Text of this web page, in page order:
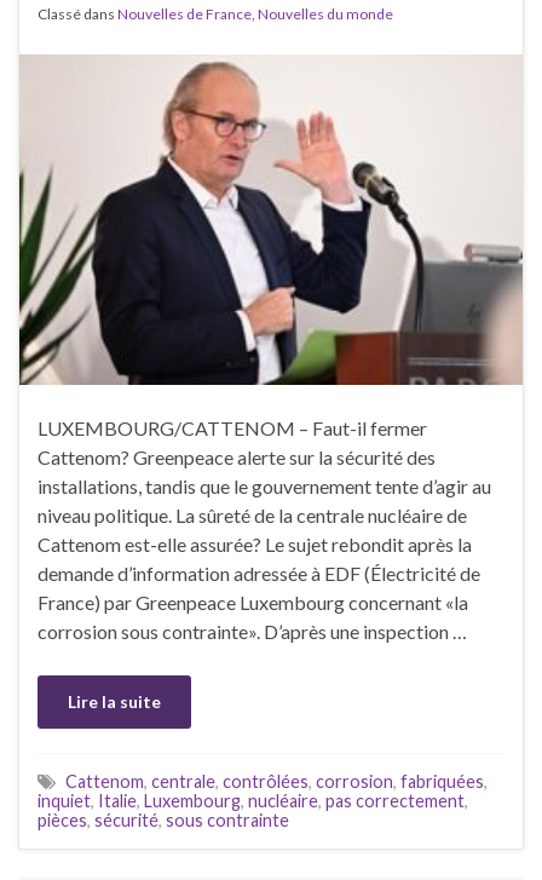
Classé dans Nouvelles de France, Nouvelles du monde
LUXEMBOURG/CATTENOM – Faut-il fermer
Cattenom? Greenpeace alerte sur la sécurité des
installations, tandis que le gouvernement tente d’agir au
niveau politique. La sûreté de la centrale nucléaire de
Cattenom est-elle assurée? Le sujet rebondit après la
demande d’information adressée à EDF (Électricité de
France) par Greenpeace Luxembourg concernant «la
corrosion sous contrainte». D’après une inspection …
Lire la suite
Cattenom, centrale, contrôlées, corrosion, fabriquées,
inquiet, Italie, Luxembourg, nucléaire, pas correctement,
pièces, sécurité, sous contrainte